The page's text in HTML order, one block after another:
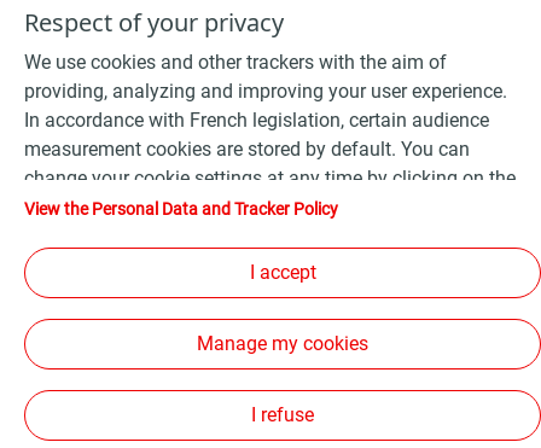
Conditions Générales de Vente Bois
Conditions Générales d’Utilisation
Cookies - Plan du site -
Les sites de la compagnie TotalEnergies
Accessibilité: non conforme
Respect of your privacy
We use cookies and other trackers with the aim of
providing, analyzing and improving your user experience.
In accordance with French legislation, certain audience
measurement cookies are stored by default. You can
change your cookie settings at any time by clicking on the
"Manage my cookies" button. By clicking on the "Accept"
device. If you click on "Decline", only the technical cookies
required for the site to function correctly will be used. For
more information, refer to the "Personal Data and Tracker
Policy" page.
View the Personal Data and Tracker Policy
I accept
Manage my cookies
I refuse